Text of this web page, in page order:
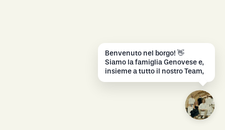
Benvenutonelborgo!👋
Siamolafa mig iaGen ov
insiem eatutto ilnostroTeam,
siamo